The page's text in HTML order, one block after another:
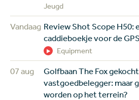
Jeugd
Vandaag Review Shot Scope H50:
caddieboekje voor de
Equipment
07 aug
Golfbaan The Fox
vastgoedbelegger: maar
worden op het terrein?